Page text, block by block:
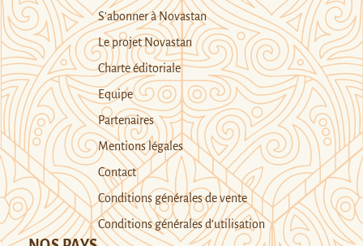
S’abonner à Novastan
Le projet Novastan
Charte éditoriale
Equipe
Partenaires
Mentions légales
Contact
Conditions générales de vente
Conditions générales d’utilisation